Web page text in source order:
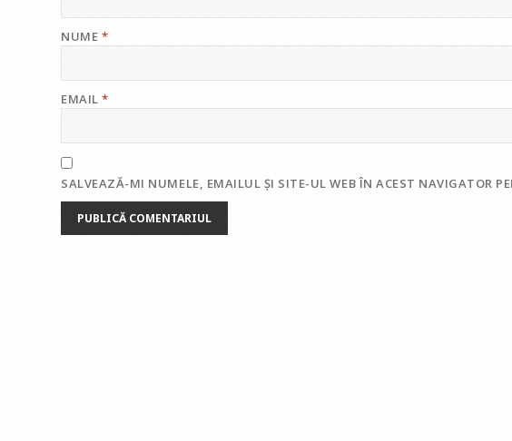
NUME *
EMAIL*
SALVEAZĂ-MI NUMELE, EMAILUL ȘI SITE-UL WEB ÎN ACEST NAVIGATOR